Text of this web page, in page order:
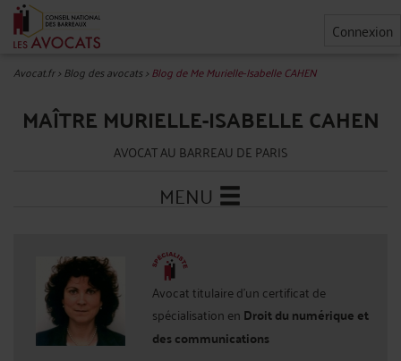
Connexion
Avocat.fr>Blog des avocats>Blog de Me Murielle-Isabelle CAHEN
MAÎTRE MURIELLE-ISABELLE CAHEN
AVOCAT AU BARREAU DE PARIS
MENU
Avocat titulaire d'un certificat de
spécialisation en Droit du numérique et
des communications